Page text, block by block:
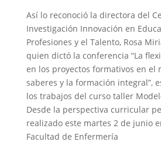
Así lo reconoció la directora del
Investigación Innovación en
Profesiones y el Talento, Rosa
quien dictó la conferencia “La
en los proyectos formativos en el
saberes y la formación integral”,
los trabajos del curso taller
Desde la perspectiva curricular
realizado este martes 2 de junio
Facultad de Enfermería